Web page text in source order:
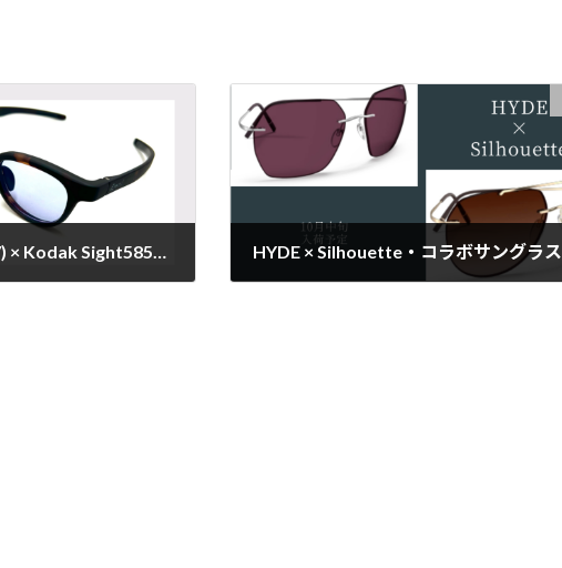
Eyevol・LEIFER Ⅲ(47) × Kodak Sight585・Navy HYDE × Silhouette・コラボサングラス